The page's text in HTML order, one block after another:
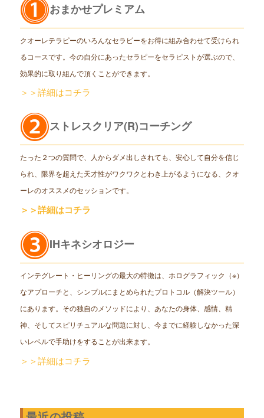
おまかせプレミアム
クオーレテラピーのいろんなセラピーをお得に組み合わせて受けられ
るコースです。今の自分にあったセラピーをセラピストが選ぶので、
効果的に取り組んで頂くことができます。
＞＞詳細はコチラ
ストレスクリア(R)コーチング
たった２つの質問で、人からダメ出しされても、安心して自分を信じ
られ、限界を超えた天才性がワクワクとわき上がるようになる、クオ
ーレのオススメのセッションです。
＞＞詳細はコチラ
IHキネシオロジー
インテグレート・ヒーリングの最大の特徴は、ホログラフィック（※）
なアプローチと、シンプルにまとめられたプロトコル（解決ツール）
にあります。その独自のメソッドにより、あなたの身体、感情、精
神、そしてスピリチュアルな問題に対し、今までに経験しなかった深
いレベルで手助けをすることが出来ます。
＞＞詳細はコチラ